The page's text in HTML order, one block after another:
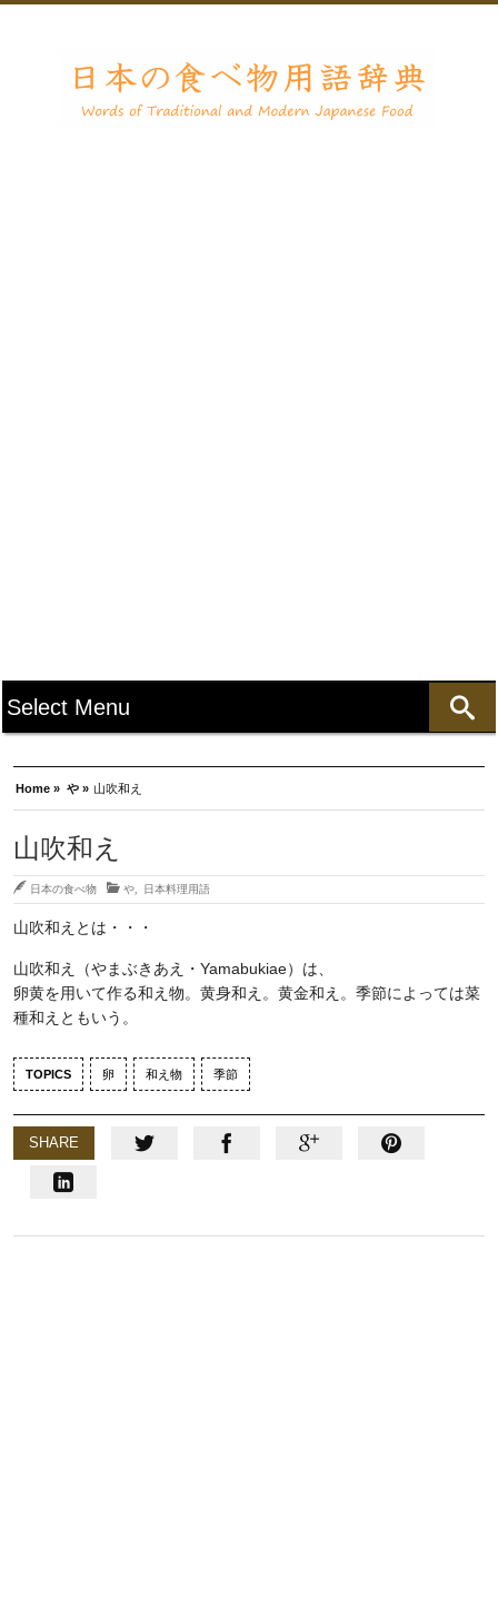
Home » や » 山吹和え
山吹和え
日本の食べ物 や 日本料理用語
山吹和えとは・・・
山吹和え（やまぶきあえ・Yamabukiae）は、
卵黄を用いて作る和え物。黄身和え。黄金和え。季節によっては菜
種和えともいう。
TOPICS 卵 和え物 季節
SHARE